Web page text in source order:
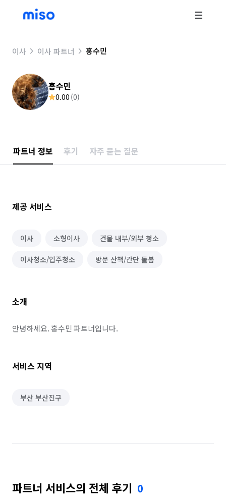
이사 이사 파트너 홍수민
홍수민
0.00 (0)
파트너 정보 후기 자주 묻는 질문
제공 서비스
이사 소형이사 건물 내부/외부 청소
이사청소/입주청소 방문 산책/간단 돌봄
소개
안녕하세요. 홍수민 파트너입니다.
서비스 지역
부산 부산진구
파트너 서비스의 전체 후기 0